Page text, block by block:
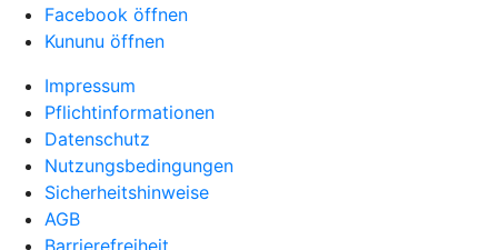
Facebook öffnen
Kununu öffnen
Impressum
Pflichtinformationen
Datenschutz
Nutzungsbedingungen
Sicherheitshinweise
AGB
Barrierefreiheit